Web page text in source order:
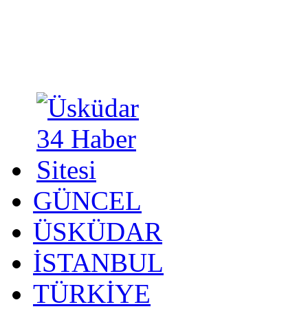
GÜNCEL
ÜSKÜDAR
İSTANBUL
TÜRKİYE